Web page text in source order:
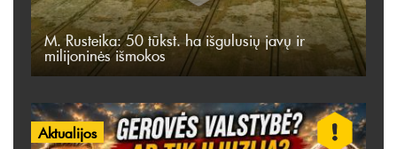
M. Rusteika: 50 tūkst. ha išgulusių javų ir
milijoninės išmokos
Aktualijos